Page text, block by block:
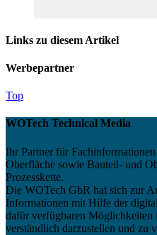
Links zu diesem Artikel
Werbepartner
Top
WOTech Technical Media
Ihr Partner für
Oberfläche sowie Bauteil- und
Prozesskette.
Die WOTech GbR hat sich zur
Informationen mit Hilfe der
dafür verfügbaren
verständlich darzustellen und zu